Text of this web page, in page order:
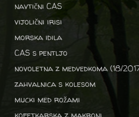
navtični CAS
vijolični irisi
morska idila
CAS s pentljo
novoletna z medvedkoma (18/
zahvalnica s kolesom
mucki med rožami